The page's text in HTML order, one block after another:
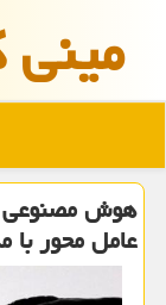
مینی
هوش مصنوعی
عامل محور